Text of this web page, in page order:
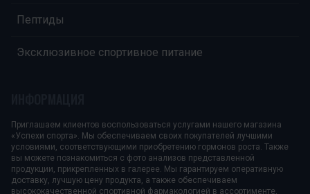
Пептиды
Эксклюзивное спортивное питание
Приглашаем клиентов воспользоваться услугами нашего магазина
«Успехи спорта». Мы обеспечиваем своих покупателей лучшими
условиями, соответствующими приобретению гормонов роста. Также
вы можете познакомиться с фото анализов представленной
продукции, прикрепленных в галерее. Мы гарантируем оперативную
доставку, лучшую цену продукта, а также обеспечиваем
высококачественной спортивной фармакологией в ассортименте,